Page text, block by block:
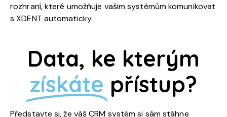
rozhraní, které umožňuje vašim systémům komunikovat
s XDENT automaticky.
Data, ke kterým
získáte přístup?
Představte si, že váš CRM systém si sám stáhne